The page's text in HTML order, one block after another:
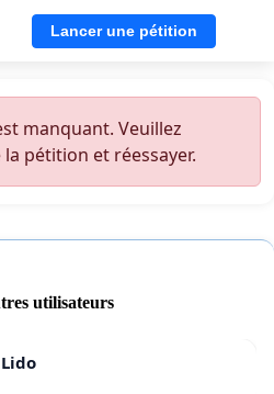
Lancer une pétition
manquant. Veuillez
pétition et réessayer.
utilisateurs